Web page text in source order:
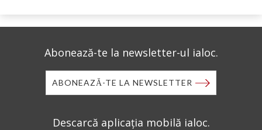
Abonează-te la newsletter-ul ialoc.
ABONEAZĂ-TE LA NEWSLETTER
Descarcă aplicația mobilă ialoc.